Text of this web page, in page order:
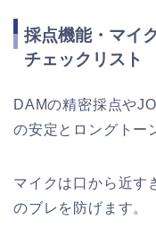
採点機能・マイ
チェックリスト
DAMの精密採点や
の安定とロングトー
マイクは口から近す
のブレを防げます。